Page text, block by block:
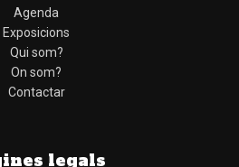
Agenda
Exposicions
Qui som?
On som?
Contactar
legals